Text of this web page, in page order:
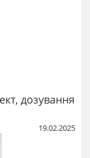
дозування
19.02.2025